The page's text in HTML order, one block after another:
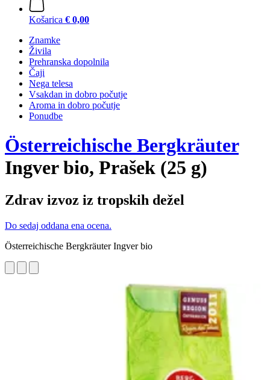
Košarica € 0,00
Znamke
Živila
Prehranska dopolnila
Čaji
Nega telesa
Vsakdan in dobro počutje
Aroma in dobro počutje
Ponudbe
Österreichische Bergkräuter
Ingver bio, Prašek (25 g)
Zdrav izvoz iz tropskih dežel
Do sedaj oddana ena ocena.
Österreichische Bergkräuter Ingver bio